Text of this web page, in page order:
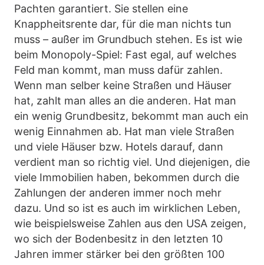
Pachten garantiert. Sie stellen eine
Knappheitsrente dar, für die man nichts tun
muss – außer im Grundbuch stehen. Es ist wie
beim Monopoly-Spiel: Fast egal, auf welches
Feld man kommt, man muss dafür zahlen.
Wenn man selber keine Straßen und Häuser
hat, zahlt man alles an die anderen. Hat man
ein wenig Grundbesitz, bekommt man auch ein
wenig Einnahmen ab. Hat man viele Straßen
und viele Häuser bzw. Hotels darauf, dann
verdient man so richtig viel. Und diejenigen, die
viele Immobilien haben, bekommen durch die
Zahlungen der anderen immer noch mehr
dazu. Und so ist es auch im wirklichen Leben,
wie beispielsweise Zahlen aus den USA zeigen,
wo sich der Bodenbesitz in den letzten 10
Jahren immer stärker bei den größten 100